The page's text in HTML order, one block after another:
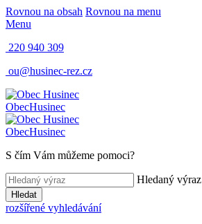
Rovnou na obsah Rovnou na menu
Menu
220 940 309
ou@husinec-rez.cz
ObecHusinec
ObecHusinec
S čím Vám můžeme pomoci?
Hledaný výraz
Hledat
rozšířené vyhledávání